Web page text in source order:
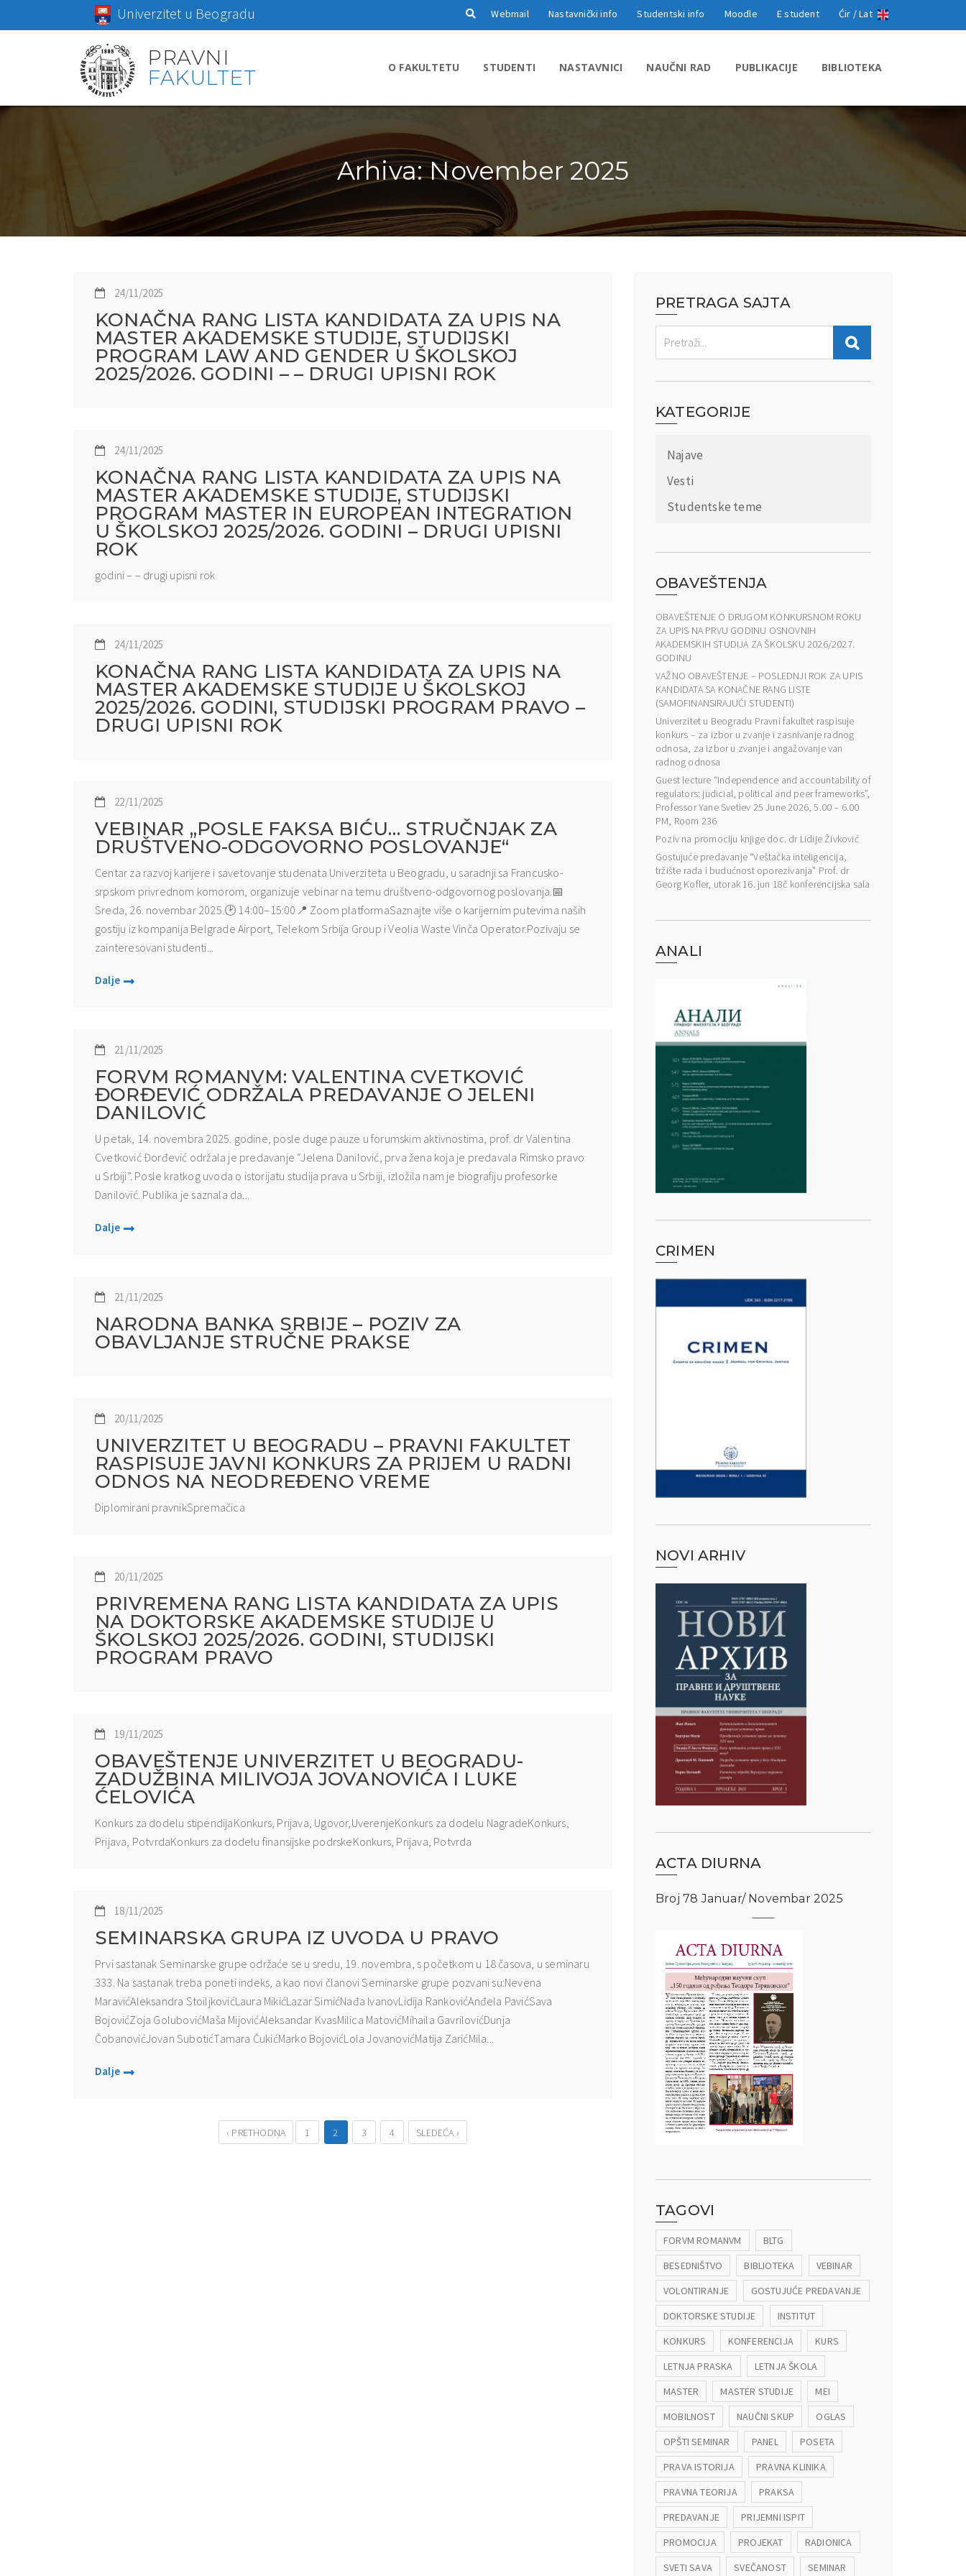
Univerzitet u Beogradu Webmail Nastavnički info Studentski info Moodle E student Ćir /Lat
PRAVNI
FAKULTET
O FAKULTETU STUDENTI NASTAVNICI NAUČNI RAD PUBLIKACIJE BIBLIOTEKA
Arhiva: November 2025
24/11/2025
KONAČNA RANG LISTA KANDIDATA ZA UPIS NA
MASTER AKADEMSKE STUDIJE, STUDIJSKI
PROGRAM LAW AND GENDER U ŠKOLSKOJ
2025/2026. GODINI – – DRUGI UPISNI ROK
24/11/2025
KONAČNA RANG LISTA KANDIDATA ZA UPIS NA
MASTER AKADEMSKE STUDIJE, STUDIJSKI
PROGRAM MASTER IN EUROPEAN INTEGRATION
U ŠKOLSKOJ 2025/2026. GODINI – DRUGI UPISNI
ROK
godini – – drugi upisni rok
24/11/2025
KONAČNA RANG LISTA KANDIDATA ZA UPIS NA
MASTER AKADEMSKE STUDIJE U ŠKOLSKOJ
2025/2026. GODINI, STUDIJSKI PROGRAM PRAVO –
DRUGI UPISNI ROK
22/11/2025
VEBINAR „POSLE FAKSA BIĆU… STRUČNJAK ZA
DRUŠTVENO-ODGOVORNO POSLOVANJE“
Centar za razvoj karijere i savetovanje studenata Univerziteta u Beogradu, u saradnji sa Francusko-
srpskom privrednom komorom, organizuje vebinar na temu društveno-odgovornog poslovanja.📅
Sreda, 26. novembar 2025.🕑 14:00–15:00📍 Zoom platformaSaznajte više o karijernim putevima naših
gostiju iz kompanija Belgrade Airport, Telekom Srbija Group i Veolia Waste Vinča Operator.Pozivaju se
zainteresovani studenti...
Dalje
21/11/2025
FORVM ROMANVM: VALENTINA CVETKOVIĆ
ĐORĐEVIĆ ODRŽALA PREDAVANJE O JELENI
DANILOVIĆ
U petak, 14. novembra 2025. godine, posle duge pauze u forumskim aktivnostima, prof. dr Valentina
Cvetković Đorđević održala je predavanje “Jelena Danilović, prva žena koja je predavala Rimsko pravo
u Srbiji”. Posle kratkog uvoda o istorijatu studija prava u Srbiji, izložila nam je biografiju profesorke
Danilović. Publika je saznala da...
Dalje
21/11/2025
NARODNA BANKA SRBIJE – POZIV ZA
OBAVLJANJE STRUČNE PRAKSE
20/11/2025
UNIVERZITET U BEOGRADU – PRAVNI FAKULTET
RASPISUJE JAVNI KONKURS ZA PRIJEM U RADNI
ODNOS NA NEODREĐENO VREME
Diplomirani pravnikSpremačica
20/11/2025
PRIVREMENA RANG LISTA KANDIDATA ZA UPIS
NA DOKTORSKE AKADEMSKE STUDIJE U
ŠKOLSKOJ 2025/2026. GODINI, STUDIJSKI
PROGRAM PRAVO
19/11/2025
OBAVEŠTENJE UNIVERZITET U BEOGRADU-
ZADUŽBINA MILIVOJA JOVANOVIĆA I LUKE
ĆELOVIĆA
Konkurs za dodelu stipendijaKonkurs, Prijava, Ugovor,UverenjeKonkurs za dodelu NagradeKonkurs,
Prijava, PotvrdaKonkurs za dodelu finansijske podrskeKonkurs, Prijava, Potvrda
18/11/2025
SEMINARSKA GRUPA IZ UVODA U PRAVO
Prvi sastanak Seminarske grupe održaće se u sredu, 19. novembra, s početkom u 18 časova, u seminaru
333. Na sastanak treba poneti indeks, a kao novi članovi Seminarske grupe pozvani su:Nevena
MaravićAleksandra StoiljkovićLaura MikićLazar SimićNađa IvanovLidija RankovićAnđela PavićSava
BojovićZoja GolubovićMaša MijovićAleksandar KvasMilica MatovićMihaila GavrilovićDunja
ČobanovićJovan SubotićTamara ČukićMarko BojovićLola JovanovićMatija ZarićMila...
Dalje
‹ PRETHODNA 1 2 3 4 SLEDEĆA ›
PRETRAGA SAJTA
KATEGORIJE
Najave
Vesti
Studentske teme
OBAVEŠTENJA
OBAVEŠTENJE O DRUGOM KONKURSNOM ROKU
ZA UPIS NA PRVU GODINU OSNOVNIH
AKADEMSKIH STUDIJA ZA ŠKOLSKU 2026/2027.
GODINU
VAŽNO OBAVEŠTENJE – POSLEDNJI ROK ZA UPIS
KANDIDATA SA KONAČNE RANG LISTE
(SAMOFINANSIRAJUĆI STUDENTI)
Univerzitet u Beogradu Pravni fakultet raspisuje
konkurs – za izbor u zvanje i zasnivanje radnog
odnosa, za izbor u zvanje i angažovanje van
radnog odnosa
Guest lecture “Independence and accountability of
regulators: judicial, political and peer frameworks”,
Professor Yane Svetiev 25 June 2026, 5.00 – 6.00
PM, Room 236
Poziv na promociju knjige doc. dr Lidije Živković
Gostujuće predavanje “Veštačka inteligencija,
tržište rada i budućnost oporezivanja” Prof. dr
Georg Kofler, utorak 16. jun 18č konferencijska sala
ANALI
CRIMEN
NOVI ARHIV
ACTA DIURNA
Broj 78 Januar/ Novembar 2025
TAGOVI
FORVM ROMANVM
BLTG
BESEDNIŠTVO
BIBLIOTEKA
VEBINAR
VOLONTIRANJE
GOSTUJUĆE PREDAVANJE
DOKTORSKE STUDIJE
INSTITUT
KONKURS
KONFERENCIJA
KURS
LETNJA PRASKA
LETNJA ŠKOLA
MASTER
MASTER STUDIJE
MEI
MOBILNOST
NAUČNI SKUP
OGLAS
OPŠTI SEMINAR
PANEL
POSETA
PRAVA ISTORIJA
PRAVNA KLINIKA
PRAVNA TEORIJA
PRAKSA
PREDAVANJE
PRIJEMNI ISPIT
PROMOCIJA
PROJEKAT
RADIONICA
SVETI SAVA
SVEČANOST SEMINAR